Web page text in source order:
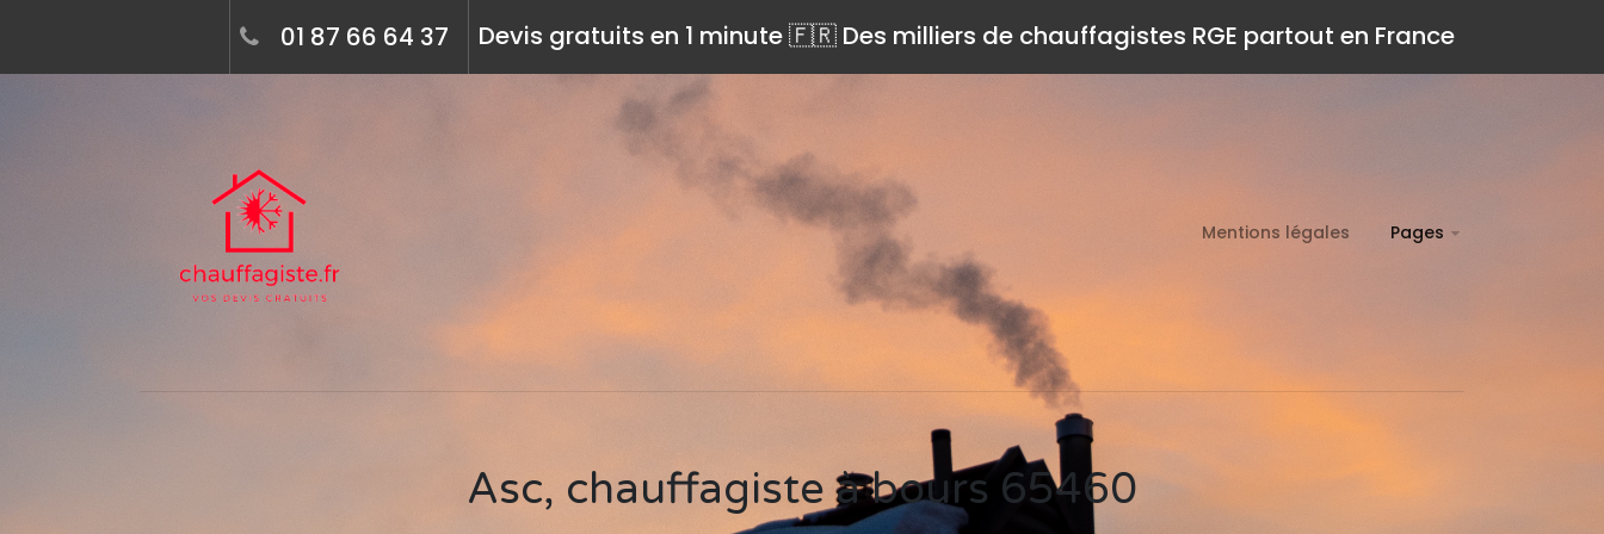
Devis gratuits en 1 minute 🇫🇷 Des milliers de chauffagistes RGE partout en France
01 87 66 64 37
Mentions légales Pages
Asc, chauffagiste à bours 65460